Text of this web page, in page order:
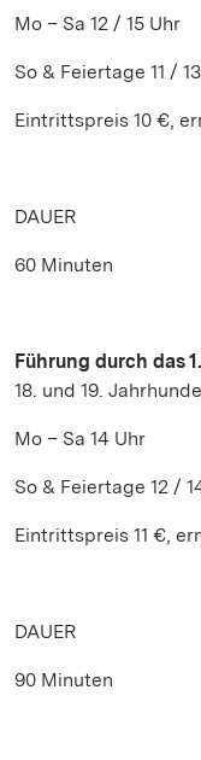
Mo – Sa 12 / 15 Uhr
So & Feiertage 11 /
Eintrittspreis 10 €,
DAUER
60 Minuten
Führung durch das
18. und 19.
Mo – Sa 14 Uhr
So & Feiertage 12 /
Eintrittspreis 11 €,
DAUER
90 Minuten